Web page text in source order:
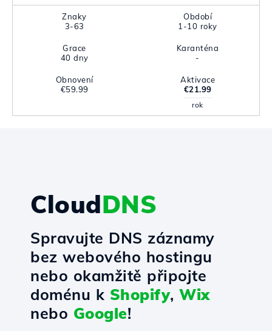
Znaky
3-63
Období
1-10 roky
Grace
40 dny
Karanténa
-
Obnovení
€59.99
Aktivace
€21.99
rok
CloudDNS
Spravujte DNS záznamy
bez webového hostingu
nebo okamžitě připojte
doménu k Shopify, Wix
nebo Google!